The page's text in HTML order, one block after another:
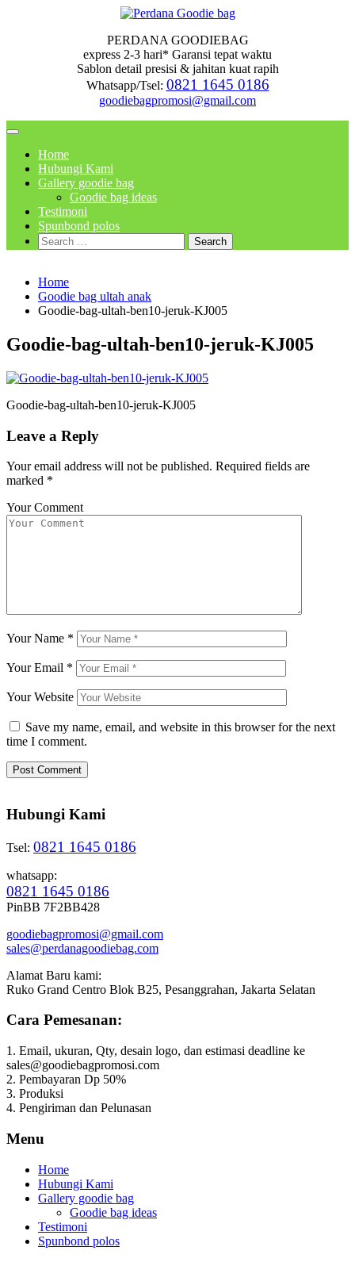
PERDANA GOODIEBAG
express 2-3 hari* Garansi tepat waktu
Sablon detail presisi & jahitan kuat rapih
Whatsapp/Tsel: 0821 1645 0186
goodiebagpromosi@gmail.com
Home
Hubungi Kami
Gallery goodie bag
Goodie bag ideas
Testimoni
Spunbond polos
Search
for:
Home
Goodie bag ultah anak
Goodie-bag-ultah-ben10-jeruk-KJ005
Goodie-bag-ultah-ben10-jeruk-KJ005
Goodie-bag-ultah-ben10-jeruk-KJ005
Leave a Reply
Your email address will not be published. Required fields are
marked *
Your Comment
Your Name *
Your Email *
Your Website
Save my name, email, and website in this browser for the next
time I comment.
Hubungi Kami
Tsel: 0821 1645 0186
whatsapp:
0821 1645 0186
PinBB 7F2BB428
goodiebagpromosi@gmail.com
sales@perdanagoodiebag.com
Alamat Baru kami:
Ruko Grand Centro Blok B25, Pesanggrahan, Jakarta Selatan
Cara Pemesanan:
1. Email, ukuran, Qty, desain logo, dan estimasi deadline ke
sales@goodiebagpromosi.com
2. Pembayaran Dp 50%
3. Produksi
4. Pengiriman dan Pelunasan
Menu
Home
Hubungi Kami
Gallery goodie bag
Goodie bag ideas
Testimoni
Spunbond polos